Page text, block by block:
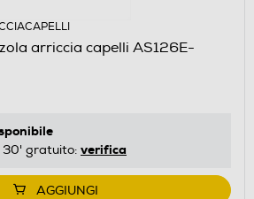
arriccia capelli AS126E-
30' gratuito: verifica
AGGIUNGI